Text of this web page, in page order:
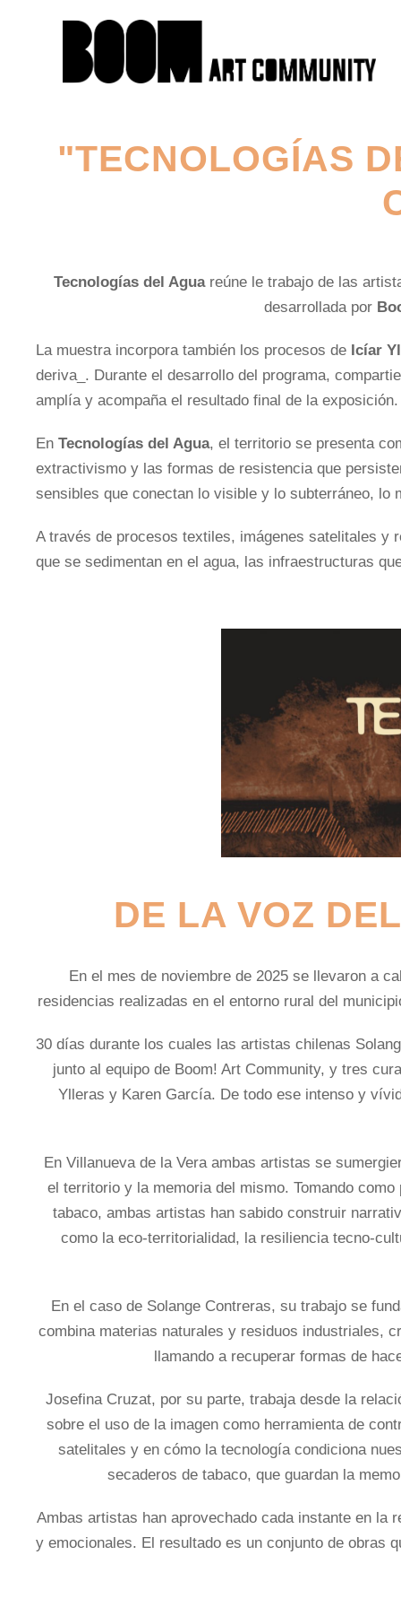
"TECNOLOGÍAS
Tecnologías del Aguareúne le trabajo de las
desarrollada por
La muestra incorpora también los procesos de Icíar
deriva_. Durante el desarrollo del programa,
amplía y acompaña el resultado final de la exposición.
En Tecnologías del Agua, el territorio se presenta
extractivismo y las formas de resistencia que
sensibles que conectan lo visible y lo subterráneo, lo
A través de procesos textiles, imágenes satelitales y
que se sedimentan en el agua, las infraestructuras
DE LA VOZ
En el mes de noviembre de 2025 se llevaron a
residencias realizadas en el entorno rural del
30 días durante los cuales las artistas chilenas
junto al equipo de Boom! Art Community, y tres
Ylleras y Karen García. De todo ese intenso y
En Villanueva de la Vera ambas artistas se
el territorio y la memoria del mismo. Tomando
tabaco, ambas artistas han sabido construir
como la eco-territorialidad, la resiliencia tecno-
En el caso de Solange Contreras, su trabajo se
combina materias naturales y residuos industriales,
llamando a recuperar formas de
Josefina Cruzat, por su parte, trabaja desde la
sobre el uso de la imagen como herramienta de
satelitales y en cómo la tecnología condiciona
secaderos de tabaco, que guardan la
Ambas artistas han aprovechado cada instante en la
y emocionales. El resultado es un conjunto de obras